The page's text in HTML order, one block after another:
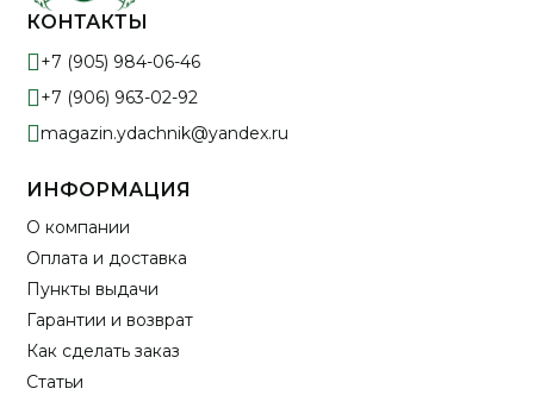
КОНТАКТЫ
+7 (905) 984-06-46
+7 (906) 963-02-92
magazin.ydachnik@yandex.ru
ИНФОРМАЦИЯ
О компании
Оплата и доставка
Пункты выдачи
Гарантии и возврат
Как сделать заказ
Статьи